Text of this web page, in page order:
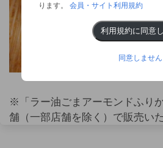
※「ラー油ごまアーモンドふり
舗（一部店舗を除く）で販売い
ります。会員・サイト利用規約
利用規約に同意
同意しません